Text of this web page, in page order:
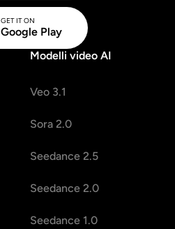
GET IT ON
Google Play
Modelli video AI
Veo 3.1
Sora 2.0
Seedance 2.5
Seedance 2.0
Seedance 1.0